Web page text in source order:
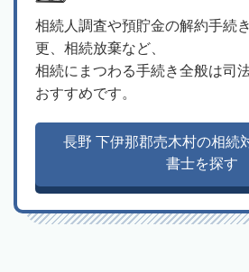
相続人調査や預貯金の解約手続
更、相続放棄など、
相続にまつわる手続き全般は司
おすすめです。
長野 下伊那郡売木村の相続
書士を探す